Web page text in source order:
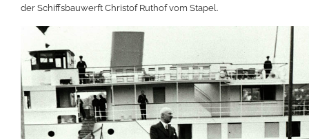
der Schiffsbauwerft Christof Ruthof vom Stapel.